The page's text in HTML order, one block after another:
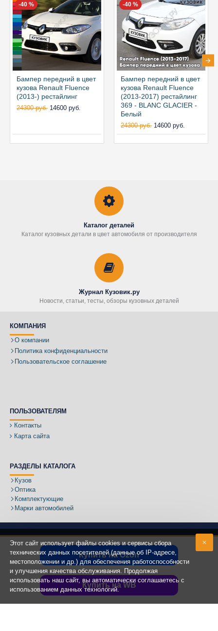
Купить на Ozon
Купить на WB
-40 %
Бампер передний в цвет
кузова Renault Fluence
(2013-) рестайлинг
24300 руб. 14600 руб.
-40 %
Бампер передний в цвет
кузова Renault Fluence
(2013-2017) рестайлинг
369 - BLANC GLACIER -
Белый
24300 руб. 14600 руб.
Каталог деталей
Каталог кузовных детали в цвет автомобиля от производителя
Журнал Кузовик.ру
Новости, статьи, тесты, обзоры кузовных деталей
КОМПАНИЯ
О компании
Политика конфиденциальности
Пользовательское соглашение
ПОЛЬЗОВАТЕЛЯМ
Контакты
Карта сайта
РАЗДЕЛЫ КАТАЛОГА
Кузов
Оптика
Комплектующие
Марки автомобилей
Адрес:
Copyright ©2020 - 2025КУЗОВИК.РУ
Этот сайт использует файлы cookies и сервисы сбора
технических данных посетителей (данные об IP-адресе,
местоположении и др.) для обеспечения работоспособности
и улучшения качества обслуживания. Продолжая
использовать наш сайт, вы автоматически соглашаетесь с
использованием данных технологий.